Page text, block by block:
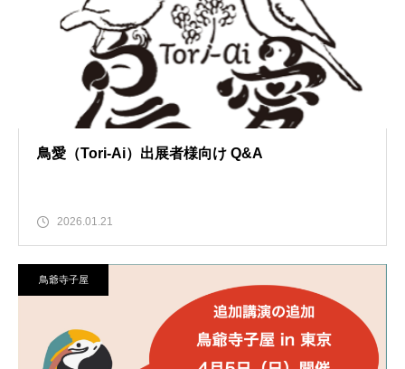
鳥愛（Tori-Ai）出展者様向け Q&A
2026.01.21
鳥爺寺子屋